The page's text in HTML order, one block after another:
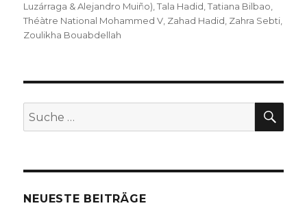
Luzárraga & Alejandro Muiño) ,Tala Hadid ,Tatiana Bilbao
Théàtre National Mohammed V Zahad Hadid Zahra Sebti
Zoulikha Bouabdellah
Suche
nach:
NEUESTE BEITRÄGE